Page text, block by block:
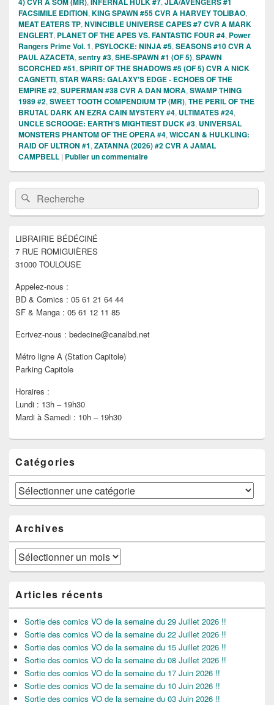
FACSIMILE EDITION, KING SPAWN #55 CVR A HARVEY TOLIBAO,
MEAT EATERS TP, NVINCIBLE UNIVERSE CAPES #7 CVR A MARK
ENGLERT, PLANET OF THE APES VS. FANTASTIC FOUR #4, Power
Rangers Prime Vol. 1, PSYLOCKE: NINJA #5, SEASONS #10 CVR A
PAUL AZACETA, sentry #3, SHE-SPAWN #1 (OF 5), SPAWN
SCORCHED #51, SPIRIT OF THE SHADOWS #5 (OF 5) CVR A NICK
CAGNETTI, STAR WARS: GALAXY'S EDGE - ECHOES OF THE
EMPIRE #2, SUPERMAN #38 CVR A DAN MORA, SWAMP THING
1989 #2, SWEET TOOTH COMPENDIUM TP (MR), THE PERIL OF THE
BRUTAL DARK AN EZRA CAIN MYSTERY #4, ULTIMATES #24,
UNCLE SCROOGE: EARTH'S MIGHTIEST DUCK #3, UNIVERSAL
MONSTERS PHANTOM OF THE OPERA #4, WICCAN & HULKLING:
RAID OF ULTRON #1, ZATANNA (2026) #2 CVR A JAMAL
CAMPBELL | Publier un commentaire
Zone
principale
de
widget
barre
latérale
Recherche :Rechercher
LIBRAIRIE BÉDÉCINÉ
7 RUE ROMIGUIÈRES
31000 TOULOUSE
Appelez-nous :
BD & Comics : 05 61 21 64 44
SF & Manga : 05 61 12 11 85
Ecrivez-nous : bedecine@canalbd.net
Métro ligne A (Station Capitole)
Parking Capitole
Horaires :
Lundi : 13h – 19h30
Mardi à Samedi : 10h – 19h30
Catégories
Catégories
Archives
Archives
Articles récents
Sortie des comics VO de la semaine du 29 Juillet 2026 !!
Sortie des comics VO de la semaine du 22 Juillet 2026 !!
Sortie des comics VO de la semaine du 15 Juillet 2026 !!
Sortie des comics VO de la semaine du 08 Juillet 2026 !!
Sortie des comics VO de la semaine du 17 Juin 2026 !!
Sortie des comics VO de la semaine du 10 Juin 2026 !!
Sortie des comics VO de la semaine du 03 Juin 2026 !!